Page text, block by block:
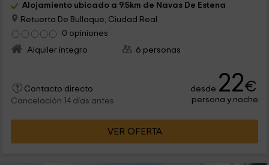
Alojamiento ubicado a 9.5km de Navas De Estena
Retuerta De Bullaque, Ciudad Real
0 opiniones
Alquiler íntegro
6 personas
Contacto directo
Cancelación 14 días antes
desde 22€
persona y noche
VER OFERTA